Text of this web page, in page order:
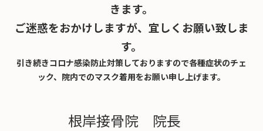
スタッフ紹介・募集
きます。
ご迷惑をおかけしますが、宜しくお願い致しま
す。
引き続きコロナ感染防止対策しておりますので各種症状のチェ
ック、院内でのマスク着用をお願い申し上げます。
根岸接骨院 院長